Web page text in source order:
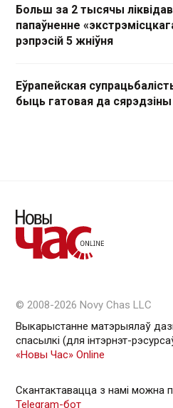
Больш за 2 тысячы
папаўненне
рэпрэсій 5 жніўня
Еўрапейская
быць гатовая да
© 2008-2026 Novy Chas LLC
Выкарыстанне матэрыялаў
спасылкі (для інтэрнэт-
«Новы Час» Online
Скантактавацца з намі можна
Telegram-бот